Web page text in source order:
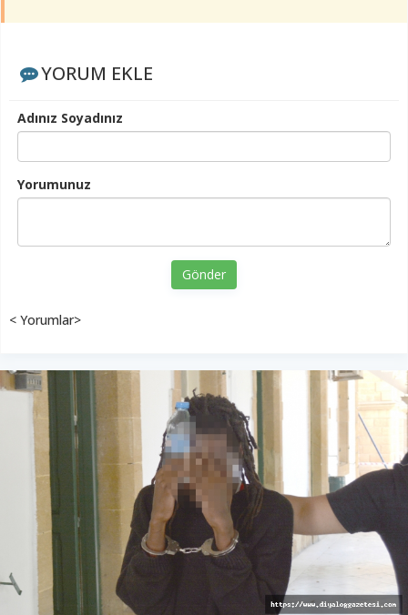
YORUM EKLE
Adınız Soyadınız
Yorumunuz
Gönder
< Yorumlar>